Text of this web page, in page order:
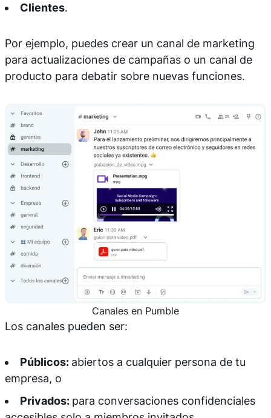
Clientes.
Por ejemplo, puedes crear un canal de marketing
para actualizaciones de campañas o un canal de
producto para debatir sobre nuevas funciones.
Canales en Pumble
Los canales pueden ser:
Públicos: abiertos a cualquier persona de tu
empresa, o
Privados: para conversaciones confidenciales